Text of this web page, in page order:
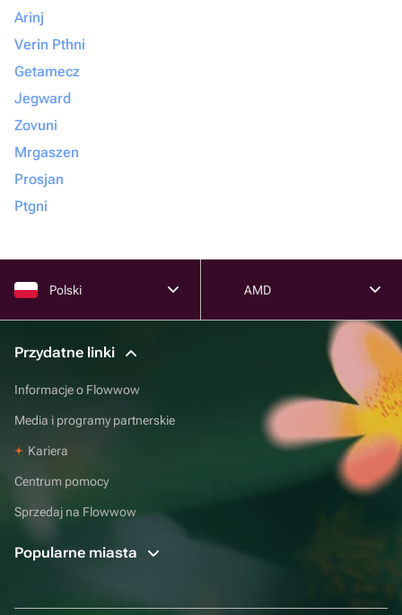
Arinj
Verin Pthni
Getamecz
Jegward
Zovuni
Mrgaszen
Prosjan
Ptgni
Polski AMD
Przydatne linki
Informacje o Flowwow
Media i programy partnerskie
Kariera
Centrum pomocy
Sprzedaj na Flowwow
Popularne miasta